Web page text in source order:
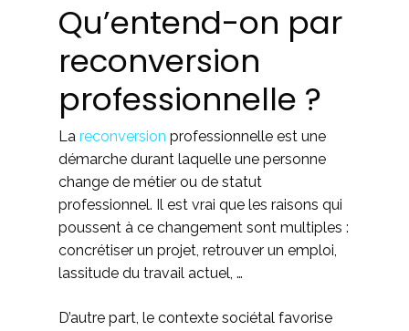
Qu’entend-on par
reconversion
professionnelle ?
La reconversion professionnelle est une
démarche durant laquelle une personne
change de métier ou de statut
professionnel. Il est vrai que les raisons qui
poussent à ce changement sont multiples :
concrétiser un projet, retrouver un emploi,
lassitude du travail actuel, …
D’autre part, le contexte sociétal favorise